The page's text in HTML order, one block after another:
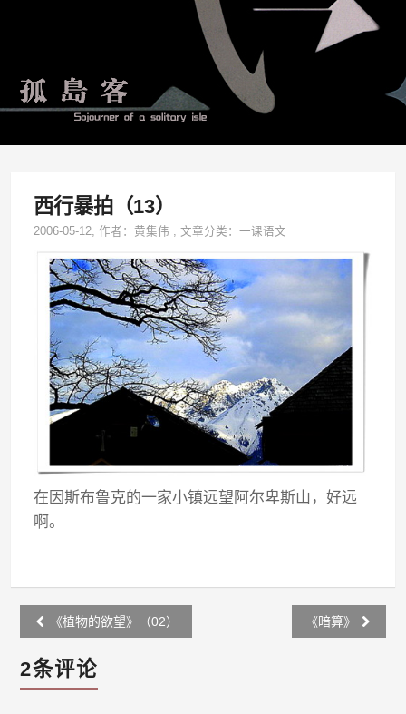
西行暴拍（13）
2006-05-12, 作者：黄集伟 ,文章分类：一课语文
在因斯布鲁克的一家小镇远望阿尔卑斯山，好远
啊。
Post
navigation
《植物的欲望》（02） 《暗算》
2条评论